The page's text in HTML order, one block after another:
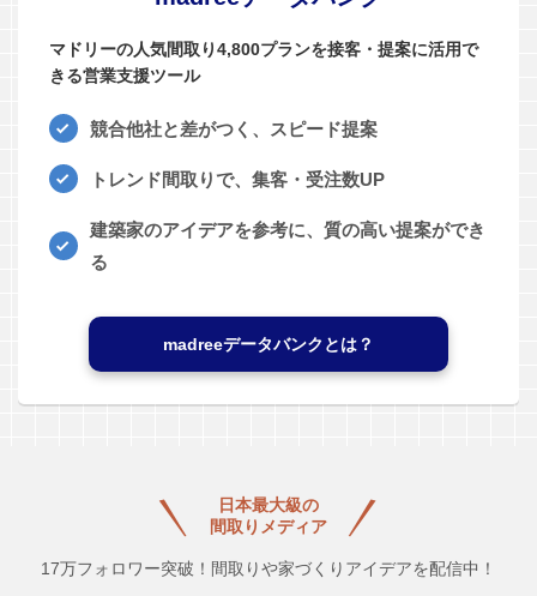
マドリーの人気間取り4,800プランを接客・提案に活用で
きる営業支援ツール
競合他社と差がつく、スピード提案
トレンド間取りで、集客・受注数UP
建築家のアイデアを参考に、質の高い提案ができ
る
madreeデータバンクとは？
日本最大級の
間取りメディア
17万フォロワー突破！間取りや家づくりアイデアを配信中！